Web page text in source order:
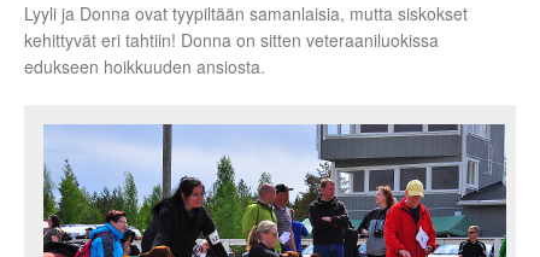
Lyyli ja Donna ovat tyypiltään samanlaisia, mutta siskokset
kehittyvät eri tahtiin! Donna on sitten veteraaniluokissa
edukseen hoikkuuden ansiosta.